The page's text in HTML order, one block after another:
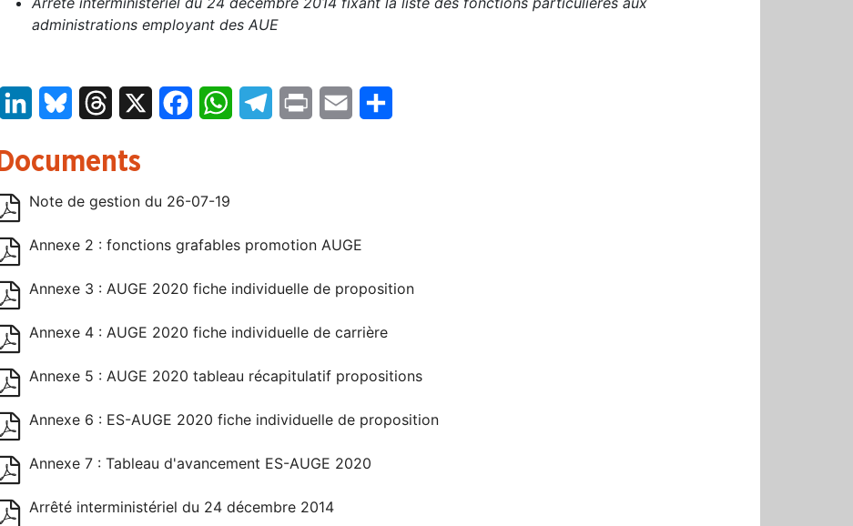
administrations employant des AUE
LinkedInBluesky Threads FacebookWhatsAppTelegram
Print Email
Documents
Note de gestion du 26-07-19
Annexe 2 : fonctions grafables promotion AUGE
Annexe 3 : AUGE 2020 fiche individuelle de proposition
Annexe 4 : AUGE 2020 fiche individuelle de carrière
Annexe 5 : AUGE 2020 tableau récapitulatif propositions
Annexe 6 : ES-AUGE 2020 fiche individuelle de proposition
Annexe 7 : Tableau d'avancement ES-AUGE 2020
Arrêté interministériel du 24 décembre 2014